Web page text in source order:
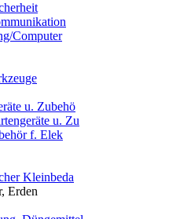
Computer
u. Zubehö
u. Zu
f. Elek
Kleinbeda
Erden